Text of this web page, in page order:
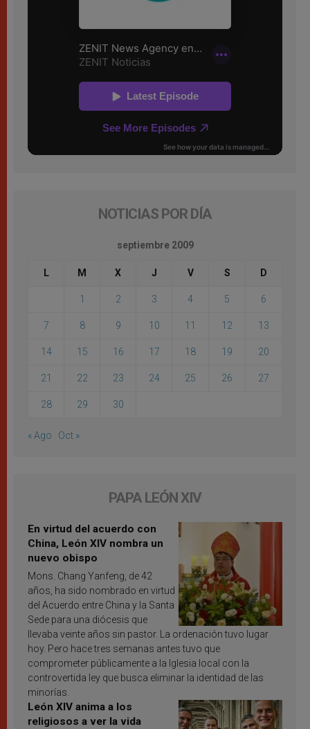
NOTICIAS POR DÍA
septiembre 2009
L M X J V S D
1 2 3 4 5 6
7 8 9 10 11 12 13
14 15 16 17 18 19 20
21 22 23 24 25 26 27
28 29 30
« Ago Oct »
PAPA LEÓN XIV
En virtud del acuerdo con
China, León XIV nombra un
nuevo obispo
Mons. Chang Yanfeng, de 42
años, ha sido nombrado en virtud
del Acuerdo entre China y la Santa
Sede para una diócesis que
llevaba veinte años sin pastor. La ordenación tuvo lugar
hoy. Pero hace tres semanas antes tuvo que
comprometer públicamente a la Iglesia local con la
controvertida ley que busca eliminar la identidad de las
minorías.
León XIV anima a los
religiosos a ver la vida